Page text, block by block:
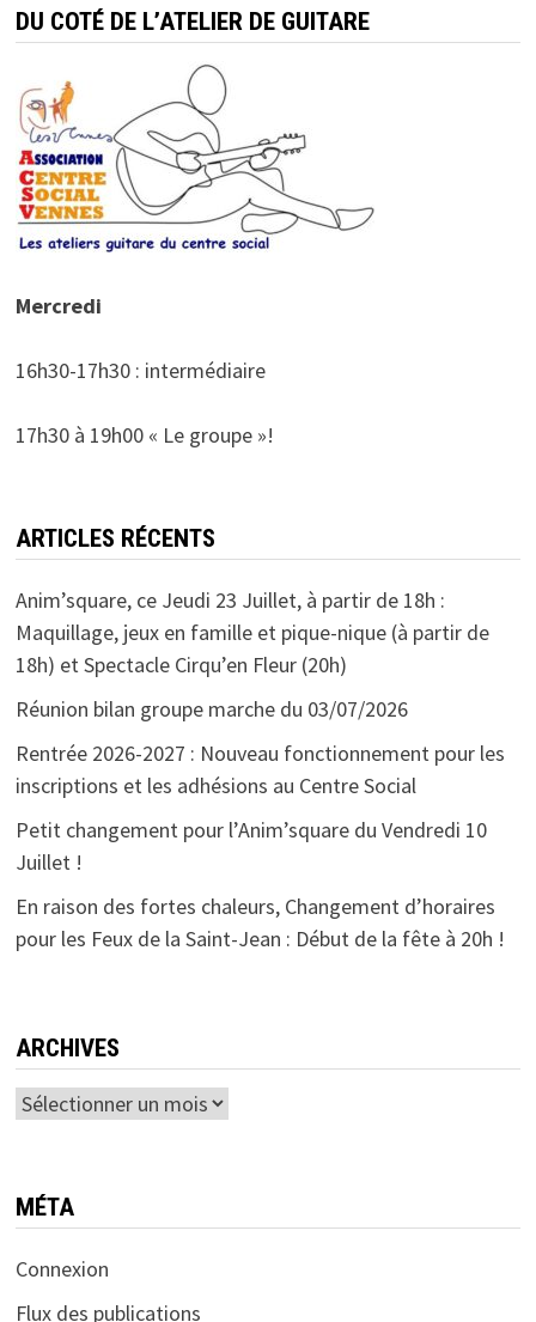
DU COTÉ DE L’ATELIER DE GUITARE
Mercredi
16h30-17h30 : intermédiaire
17h30 à 19h00 « Le groupe »!
ARTICLES RÉCENTS
Anim’square, ce Jeudi 23 Juillet, à partir de 18h :
Maquillage, jeux en famille et pique-nique (à partir de
18h) et Spectacle Cirqu’en Fleur (20h)
Réunion bilan groupe marche du 03/07/2026
Rentrée 2026-2027 : Nouveau fonctionnement pour les
inscriptions et les adhésions au Centre Social
Petit changement pour l’Anim’square du Vendredi 10
Juillet !
En raison des fortes chaleurs, Changement d’horaires
pour les Feux de la Saint-Jean : Début de la fête à 20h !
ARCHIVES
Archives
MÉTA
Connexion
Flux des publications